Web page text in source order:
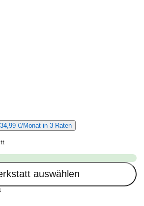
€/Monat in 3 Raten
auswählen